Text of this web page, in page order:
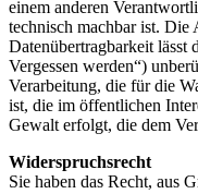
einem anderen
technisch machbar ist. Die
Datenübertragbarkeit lässt
Vergessen werden“)
Verarbeitung, die für die
ist, die im öffentlichen
Gewalt erfolgt, die dem
Widerspruchsrecht
Sie haben das Recht, aus